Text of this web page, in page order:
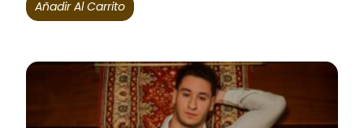
Añadir Al Carrito